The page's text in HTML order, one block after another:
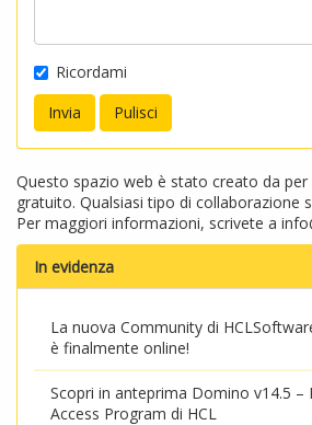
Ricordami
Questo spazio web è stato creato da per
gratuito. Qualsiasi tipo di collaborazione
Per maggiori informazioni, scrivete a
In evidenza
La nuova Community di
è finalmente online!
Scopri in anteprima Domino v14.5 –
Access Program di HCL